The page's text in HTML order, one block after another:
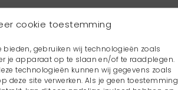
cookie toestemming
bieden, gebruiken wij technologieën zoals
je apparaat op te slaan en/of te raadplegen.
technologieën kunnen wij gegevens zoals
deze site verwerken. Als je geen toestemming